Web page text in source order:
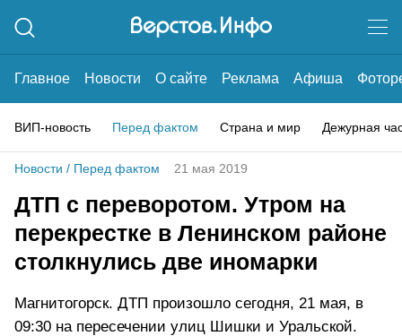
Главное Новости О сайте Реклама Афиша
ВИП-новость Перед фактом Страна и мир Дежурная
Новости / Перед фактом 21 мая 2019
ДТП с переворотом. Утром на
перекрестке в Ленинском районе
столкнулись две иномарки
Магнитогорск. ДТП произошло сегодня, 21 мая, в
09:30 на пересечении улиц Шишки и Уральской.